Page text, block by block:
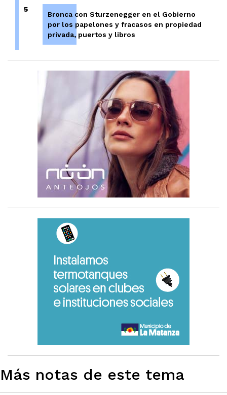
5
Bronca con Sturzenegger en el Gobierno
por los papelones y fracasos en propiedad
privada, puertos y libros
Más notas de este tema